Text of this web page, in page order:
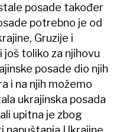
posade također
potrebno je od
Gruzije i
još toliko za njihovu
posade dio njih
i na njih možemo
ukrajinska posada
upitna je zbog